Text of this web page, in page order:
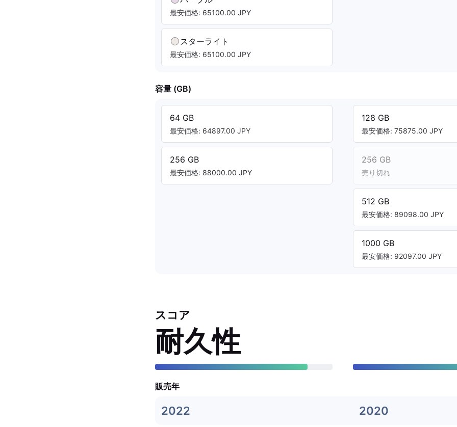
最安価格: 65100.00 JPY
スターライト
最安価格: 65100.00 JPY
容量 (GB)
64 GB
最安価格: 64897.00 JPY
256 GB
最安価格: 88000.00 JPY
128 GB
最安価格: 75875.00 JPY
256 GB
売り切れ
512 GB
最安価格: 89098.00 JPY
1000 GB
最安価格: 92097.00 JPY
スコア
耐久性
販売年
2022 2020